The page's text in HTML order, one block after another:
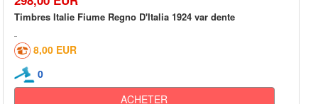
Timbres Italie Fiume Regno D'Italia 1924 var dente
8,00 EUR
0
ACHETER